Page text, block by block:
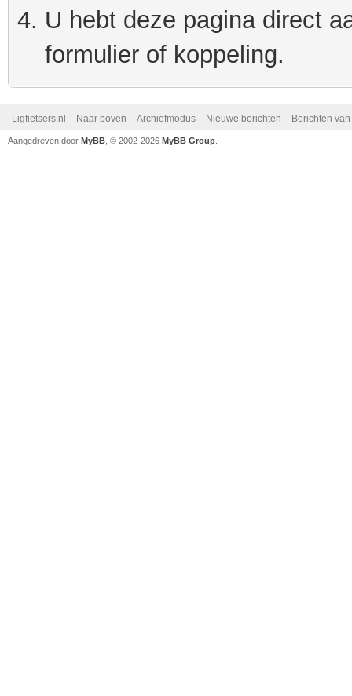
U hebt deze pagina direct
formulier of koppeling.
Ligfietsers.nl Naar boven Archiefmodus Nieuwe berichten Berichten
Aangedreven door MyBB , © 2002-2026 MyBB Group